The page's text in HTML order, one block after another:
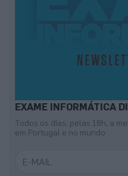
EXAME INFORMÁTICA
Todos os dias, pelas 18h, a
em Portugal e no mundo